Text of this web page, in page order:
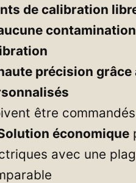
de calibration
précision
être
économique
avec une